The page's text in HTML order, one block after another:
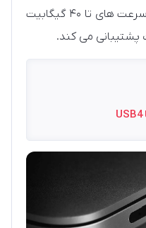
ادغام می کند و در عین حال از سرعت های تا ۴۰ گیگابیت